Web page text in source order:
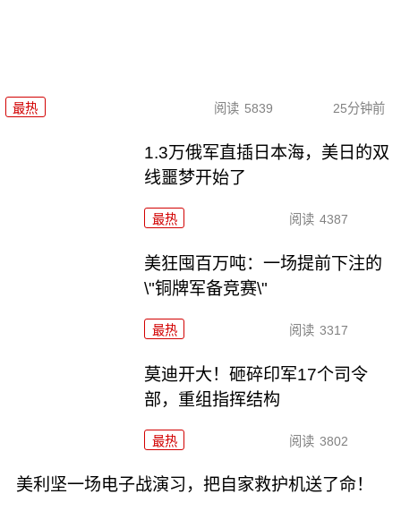
最热 阅读 5839 25分钟前
1.3万俄军直插日本海，美日的双
线噩梦开始了
最热 阅读 4387
美狂囤百万吨：一场提前下注的
\"铜牌军备竞赛\"
最热 阅读 3317
莫迪开大！砸碎印军17个司令
部，重组指挥结构
最热 阅读 3802
美利坚一场电子战演习，把自家救护机送了命！